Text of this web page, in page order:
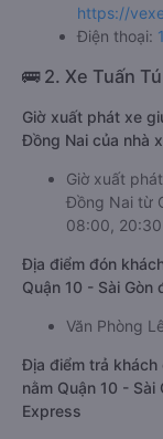
https://
Điện thoại:
🚌 2. Xe Tuấn
Giờ xuất phát xe
Đồng Nai của nhà
Giờ xuất
Đồng Nai từ
08:00, 20:30
Địa điểm đón
Quận 10 - Sài Gòn
Văn Phòng
Địa điểm trả
nằm Quận 10 -
Express